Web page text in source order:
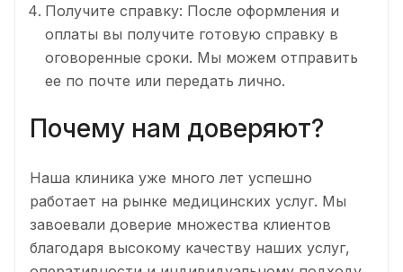
Получите справку: После оформления и
оплаты вы получите готовую справку в
оговоренные сроки. Мы можем отправить
ее по почте или передать лично.
Почему нам доверяют?
Наша клиника уже много лет успешно
работает на рынке медицинских услуг. Мы
завоевали доверие множества клиентов
благодаря высокому качеству наших услуг,